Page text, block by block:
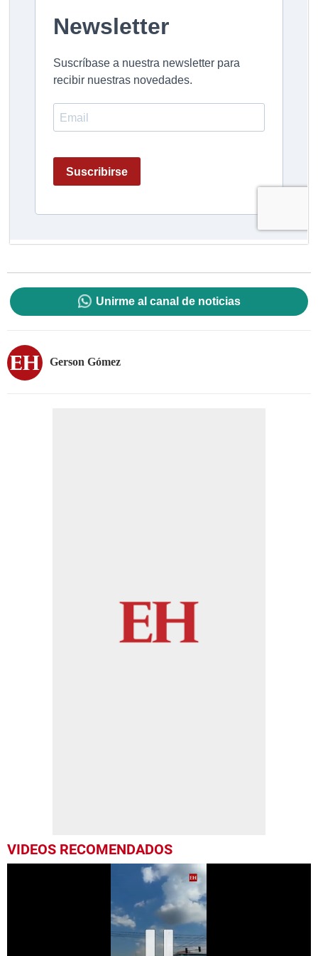
Unirme al canal de noticias
Gerson Gómez
VIDEOS RECOMENDADOS